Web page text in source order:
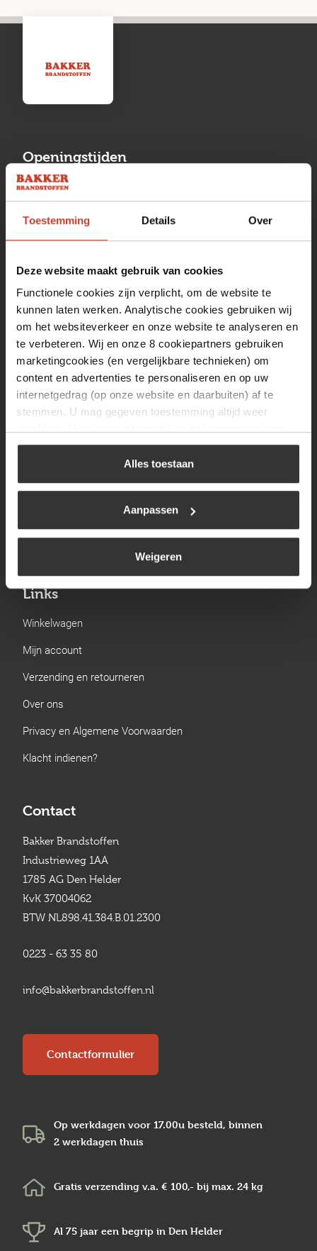
Toestemming Details Over
Deze website maakt gebruik van cookies
Functionele cookies zijn verplicht, om de website te
kunnen laten werken. Analytische cookies gebruiken wij
om het websiteverkeer en onze website te analyseren en
te verbeteren. Wij en onze 8 cookiepartners gebruiken
marketingcookies (en vergelijkbare technieken) om
content en advertenties te personaliseren en op uw
internetgedrag (op onze website en daarbuiten) af te
stemmen. U mag gegeven toestemming altijd weer
uw keuze op onze website verwijzen wij u naar ons
Alles toestaan
Aanpassen
Weigeren
Openingstijden
Maandag
13:00 tot 17:00
Dinsdag
08:00 tot 17:00
08:00 tot 17:00
Vrijdag
08:00 tot 17:00
Zaterdag
09:30 tot 12:00
Zondag
Gesloten
Navigatie
BBQ
Kamperen
Gastechniek
Links
Winkelwagen
Mijn account
Verzending en retourneren
Over ons
Privacy en Algemene Voorwaarden
Klacht indienen?
Contact
Bakker Brandstoffen
Industrieweg 1AA
1785 AG Den Helder
KvK 37004062
BTW NL898.41.384.B.01.2300
0223 - 63 35 80
info@bakkerbrandstoffen.nl
Contactformulier
Op werkdagen voor 17.00u besteld, binnen
2 werkdagen thuis
Gratis verzending v.a. € 100,- bij max. 24 kg
Al 75 jaar een begrip in Den Helder